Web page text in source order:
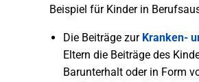
Beispiel für Kinder in
Die Beiträge zur Kranken-
Eltern die Beiträge des
Barunterhalt oder in Form